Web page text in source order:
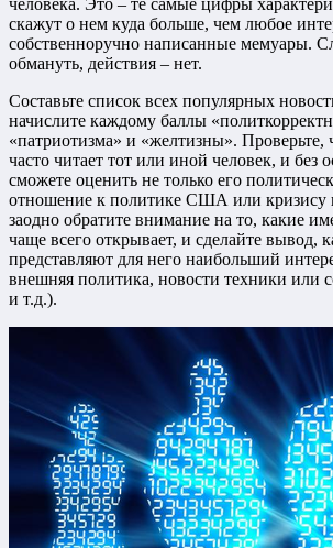
человека. Это – те самые цифры
скажут о нем куда больше, чем любое
собственноручно написанные мемуары.
обмануть, действия – нет.
Составьте список всех популярных
начислите каждому баллы
«патриотизма» и «желтизны». Проверьте,
часто читает тот или иной человек, и без
сможете оценить не только его
отношение к политике США или кризису
заодно обратите внимание на то, какие
чаще всего открывает, и сделайте вывод,
представляют для него наибольший
внешняя политика, новости техники или
и т.д.).